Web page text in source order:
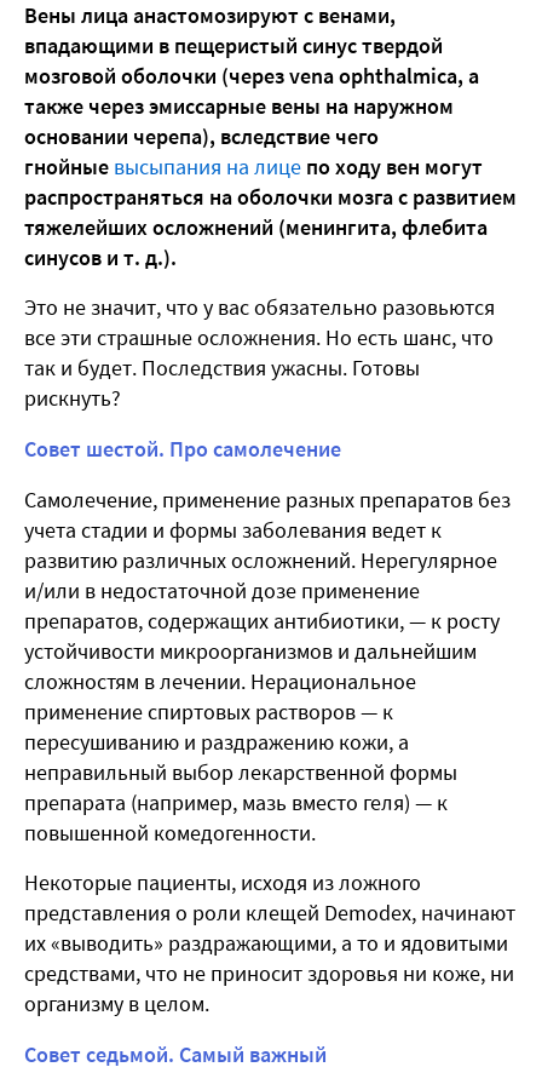
Вены лица анастомозируют с венами,
впадающими в пещеристый синус твердой
мозговой оболочки (через vena ophthalmica, а
также через эмиссарные вены на наружном
основании черепа), вследствие чего
гнойные высыпания на лице по ходу вен могут
распространяться на оболочки мозга с развитием
тяжелейших осложнений (менингита, флебита
синусов и т. д.).
Это не значит, что у вас обязательно разовьются
все эти страшные осложнения. Но есть шанс, что
так и будет. Последствия ужасны. Готовы
рискнуть?
Совет шестой. Про самолечение
Самолечение, применение разных препаратов без
учета стадии и формы заболевания ведет к
развитию различных осложнений. Нерегулярное
и/или в недостаточной дозе применение
препаратов, содержащих антибиотики, — к росту
устойчивости микроорганизмов и дальнейшим
сложностям в лечении. Нерациональное
применение спиртовых растворов — к
пересушиванию и раздражению кожи, а
неправильный выбор лекарственной формы
препарата (например, мазь вместо геля) — к
повышенной комедогенности.
Некоторые пациенты, исходя из ложного
представления о роли клещей Demodex, начинают
их «выводить» раздражающими, а то и ядовитыми
средствами, что не приносит здоровья ни коже, ни
организму в целом.
Совет седьмой. Самый важный